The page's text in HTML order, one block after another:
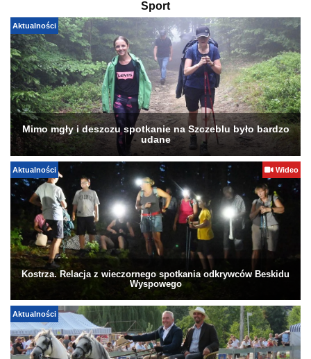
Sport
Aktualności
Mimo mgły i deszczu spotkanie na Szczeblu było bardzo
udane
Aktualności Wideo
Kostrza. Relacja z wieczornego spotkania odkrywców Beskidu
Wyspowego
Aktualności